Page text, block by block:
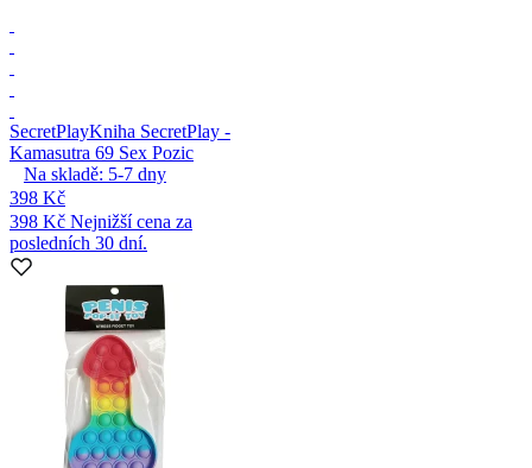
SecretPlayKniha SecretPlay -
Kamasutra 69 Sex Pozic
Na skladě: 5-7 dny
398 Kč
398 Kč Nejnižší cena za
posledních 30 dní.